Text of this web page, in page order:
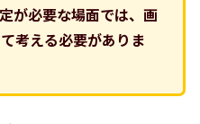
が必要な場面では、画
考える必要がありま